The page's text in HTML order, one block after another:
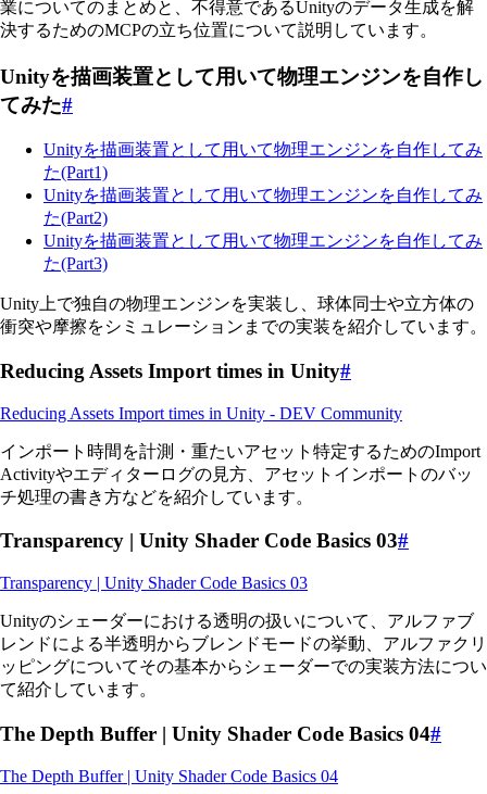
業についてのまとめと、不得意であるUnityのデータ生成を解
決するためのMCPの立ち位置について説明しています。
Unityを描画装置として用いて物理エンジンを自作し
てみた#
Unityを描画装置として用いて物理エンジンを自作してみ
た(Part1)
Unityを描画装置として用いて物理エンジンを自作してみ
た(Part2)
Unityを描画装置として用いて物理エンジンを自作してみ
た(Part3)
Unity上で独自の物理エンジンを実装し、球体同士や立方体の
衝突や摩擦をシミュレーションまでの実装を紹介しています。
Reducing Assets Import times in Unity#
Reducing Assets Import times in Unity - DEV Community
インポート時間を計測・重たいアセット特定するためのImport
Activityやエディターログの見方、アセットインポートのバッ
チ処理の書き方などを紹介しています。
Transparency | Unity Shader Code Basics 03#
Transparency | Unity Shader Code Basics 03
Unityのシェーダーにおける透明の扱いについて、アルファブ
レンドによる半透明からブレンドモードの挙動、アルファクリ
ッピングについてその基本からシェーダーでの実装方法につい
て紹介しています。
The Depth Buffer | Unity Shader Code Basics 04#
The Depth Buffer | Unity Shader Code Basics 04